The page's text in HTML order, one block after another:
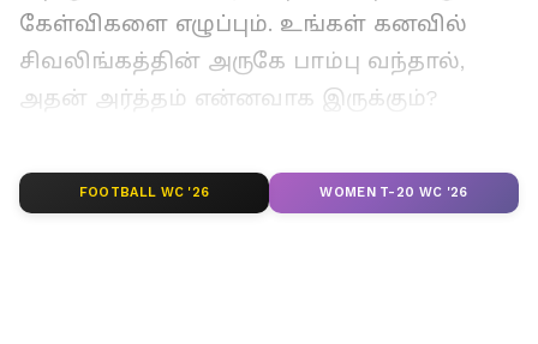
கேள்விகளை எழுப்பும். உங்கள் கனவில்
சிவலிங்கத்தின் அருகே பாம்பு வந்தால்,
அதன் அர்த்தம் என்னவாக இருக்கும்?
பாம்பிற்கும் உள்ள தொடர்பு ஆழமானது.
அதனால், இந்தக் கனவு பலருக்கும் ஒரு
FOOTBALL WC '26 WOMEN T-20 WC '26